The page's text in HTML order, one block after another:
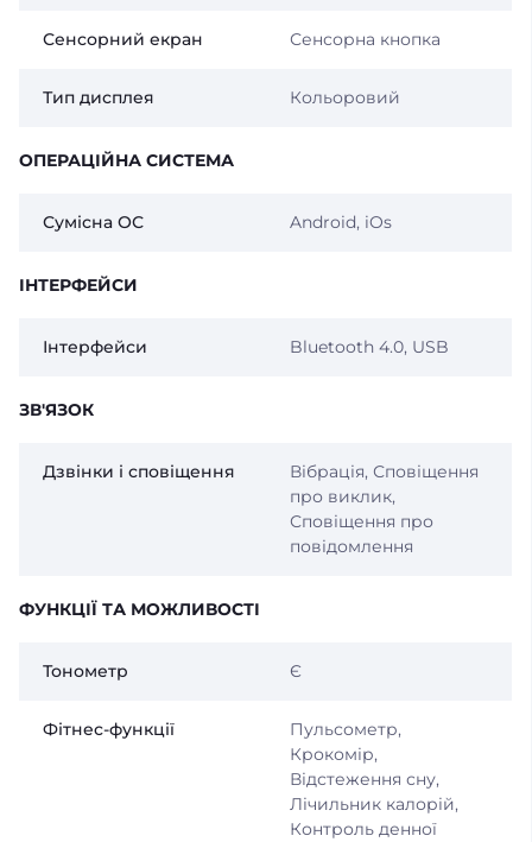
Сенсорний екран Сенсорна кнопка
Тип дисплея Кольоровий
ОПЕРАЦІЙНА СИСТЕМА
Сумісна ОС Android, iOs
ІНТЕРФЕЙСИ
Інтерфейси Bluetooth 4.0, USB
ЗВ'ЯЗОК
Дзвінки і сповіщення
Вібрація, Сповіщення
про виклик,
Сповіщення про
повідомлення
ФУНКЦІЇ ТА МОЖЛИВОСТІ
Тонометр Є
Фітнес-функції
Пульсометр,
Крокомір,
Відстеження сну,
Лічильник калорій,
Контроль денної